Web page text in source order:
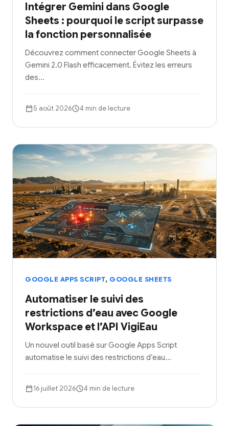
Intégrer Gemini dans Google
Sheets : pourquoi le script surpasse
la fonction personnalisée
Découvrez comment connecter Google Sheets à
Gemini 2.0 Flash efficacement. Évitez les erreurs
des…
5 août 2026 4 min de lecture
GOOGLE APPS SCRIPT, GOOGLE SHEETS
Automatiser le suivi des
restrictions d’eau avec Google
Workspace et l’API VigiEau
Un nouvel outil basé sur Google Apps Script
automatise le suivi des restrictions d’eau…
16 juillet 2026 4 min de lecture